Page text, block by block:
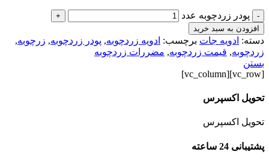
- پودر زردچوبه عدد
+
افزودن به سبد خرید
دسته: ادویه جات برچسب: ادویه زردچوبه, پودر زردچوبه, زرچوبه,
زردچوبه, قیمت زردچوبه, مضررات زردچوبه
بستن
[vc_row][vc_column]
تحویل اکسپرس
تحویل اکسپرس
پشتیبانی 24 ساعته